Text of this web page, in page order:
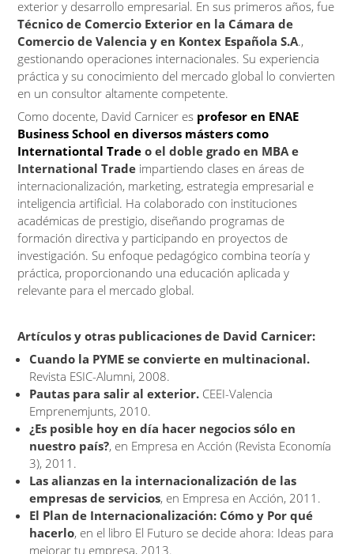
exterior y desarrollo empresarial. En sus primeros años, fue
Técnico de Comercio Exterior en la Cámara de
Comercio de Valencia y en Kontex Española S.A.,
gestionando operaciones internacionales. Su experiencia
práctica y su conocimiento del mercado global lo convierten
en un consultor altamente competente.
Como docente, David Carnicer es profesor en ENAE
Business School en diversos másters como
Internationtal Trade o el doble grado en MBA e
International Trade impartiendo clases en áreas de
internacionalización, marketing, estrategia empresarial e
inteligencia artificial. Ha colaborado con instituciones
académicas de prestigio, diseñando programas de
formación directiva y participando en proyectos de
investigación. Su enfoque pedagógico combina teoría y
práctica, proporcionando una educación aplicada y
relevante para el mercado global.
Artículos y otras publicaciones de David Carnicer:
Cuando la PYME se convierte en multinacional.
Revista ESIC-Alumni, 2008.
Pautas para salir al exterior. CEEI-Valencia
Emprenemjunts, 2010.
¿Es posible hoy en día hacer negocios sólo en
nuestro país?, en Empresa en Acción (Revista Economía
3), 2011.
Las alianzas en la internacionalización de las
empresas de servicios, en Empresa en Acción, 2011.
El Plan de Internacionalización: Cómo y Por qué
hacerlo, en el libro El Futuro se decide ahora: Ideas para
mejorar tu empresa, 2013.